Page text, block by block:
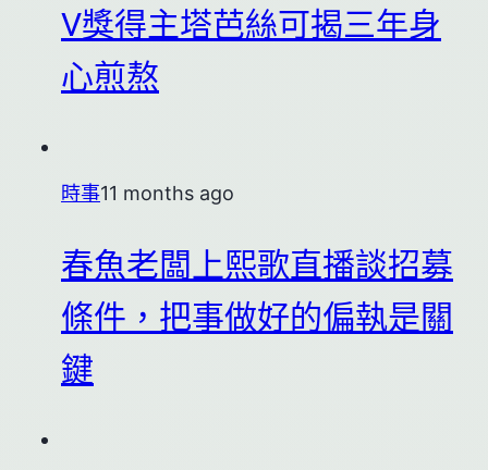
V獎得主塔芭絲可揭三年身
心煎熬
時事11 months ago
春魚老闆上熙歌直播談招募
條件，把事做好的偏執是關
鍵